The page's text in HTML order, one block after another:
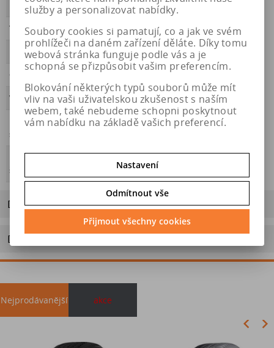
PŘILNAVOST A
Třída hluku B
HLUČNOST 73
OBDOBÍ letní
VALIVÝ ODPOR B
Přilnavost na
sněhu
NE
štítek
Dotaz na výrobek
Doporučit výrobek
Nejprodávanější akce
služby a personalizovat nabídky.
Soubory cookies si pamatují, co a jak ve svém
prohlížeči na daném zařízení děláte. Díky tomu
webová stránka funguje podle vás a je
schopná se přizpůsobit vašim preferencím.
Blokování některých typů souborů může mít
vliv na vaši uživatelskou zkušenost s naším
webem, také nebudeme schopni poskytnout
vám nabídku na základě vašich preferencí.
Nastavení
Odmítnout vše
Přijmout všechny cookies